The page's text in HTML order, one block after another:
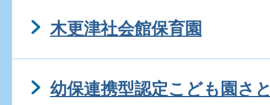
木更津社会館保育園
幼保連携型認定こども園さ